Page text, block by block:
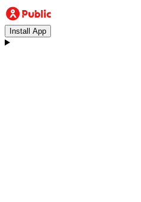
Install App